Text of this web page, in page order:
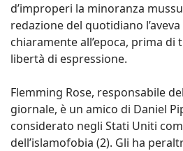
d’improperi la minoranza
redazione del quotidiano
chiaramente all’epoca, prima
libertà di espressione.
Flemming Rose, responsabile
giornale, è un amico di Daniel
considerato negli Stati Uniti
dell’islamofobia (2). Gli ha